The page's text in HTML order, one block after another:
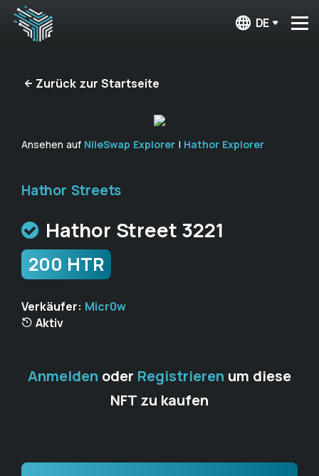
DE
Zurück zur Startseite
Ansehen auf NileSwap Explorer | Hathor Explorer
Hathor Streets
Hathor Street 3221
200 HTR
Verkäufer: Micr0w
Aktiv
Anmelden oder Registrieren um diese
NFT zu kaufen